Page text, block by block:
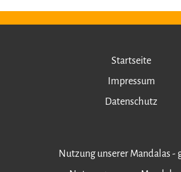
Startseite
Impressum
Datenschutz
Nutzung unserer Mandalas -